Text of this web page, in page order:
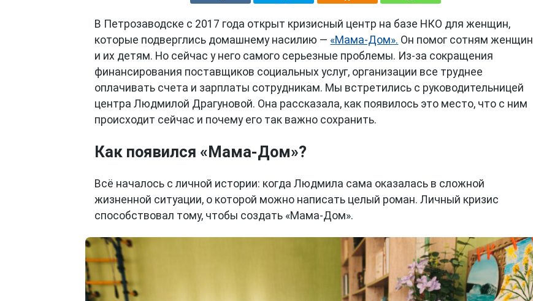
В Петрозаводске с 2017 года открыт кризисный центр на базе НКО для женщин,
которые подверглись домашнему насилию — «Мама-Дом». Он помог сотням женщин
и их детям. Но сейчас у него самого серьезные проблемы. Из-за сокращения
финансирования поставщиков социальных услуг, организации все труднее
оплачивать счета и зарплаты сотрудникам. Мы встретились с руководительницей
центра Людмилой Драгуновой. Она рассказала, как появилось это место, что с ним
происходит сейчас и почему его так важно сохранить.
Как появился «Мама-Дом»?
Всё началось с личной истории: когда Людмила сама оказалась в сложной
жизненной ситуации, о которой можно написать целый роман. Личный кризис
способствовал тому, чтобы создать «Мама-Дом».